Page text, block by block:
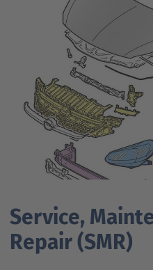
Service,
Repair (SMR)